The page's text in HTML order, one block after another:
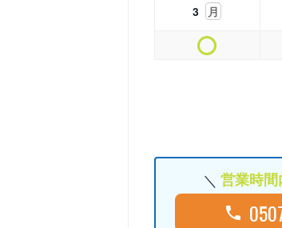
3 月
営業時間